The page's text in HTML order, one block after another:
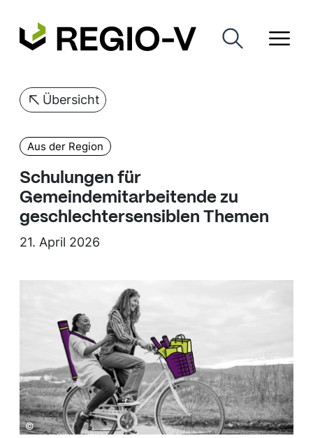
Übersicht
Aus der Region
Schulungen für
Gemeindemitarbeitende zu
geschlechtersensiblen Themen
21. April 2026
©